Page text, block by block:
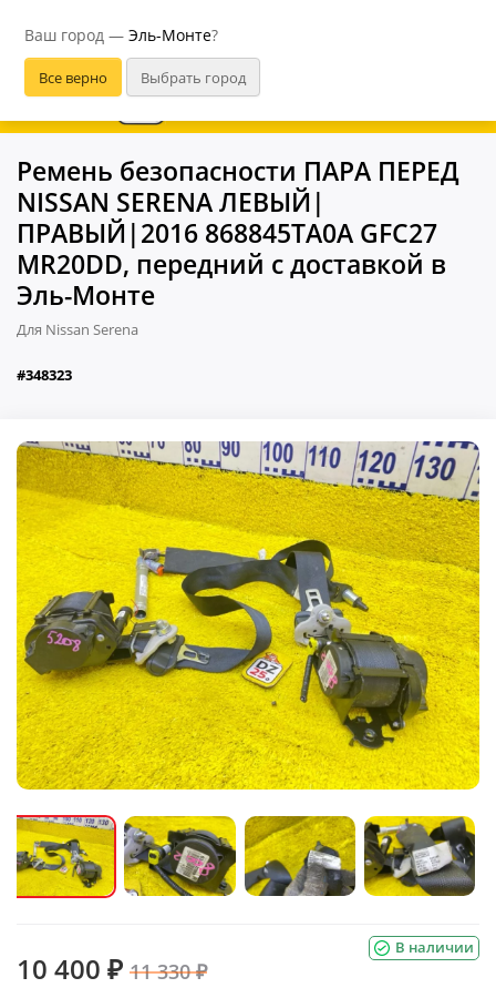
Ваш город — Эль-Монте?
В приложении удобнее
Ремень безопасности ПАРА ПЕРЕД
NISSAN SERENA ЛЕВЫЙ|
ПРАВЫЙ|2016 868845TA0A GFC27
MR20DD, передний с доставкой в
Эль-Монте
Для Nissan Serena
#348323
В наличии
10 400 ₽ 11 330 ₽